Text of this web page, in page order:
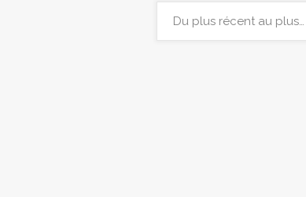
Du plus récent au plus ancien